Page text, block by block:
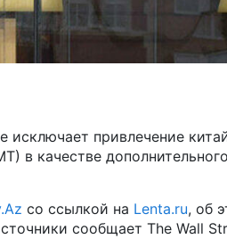
исключает привлечение
в качестве
со ссылкой на Lenta.ru, об
сообщает The Wall